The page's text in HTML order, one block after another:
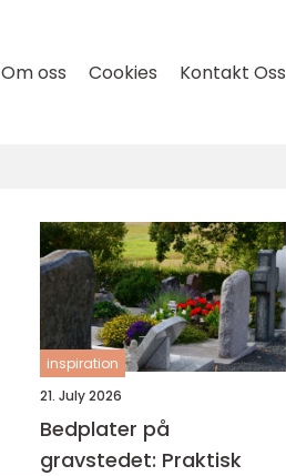
Om oss Cookies Kontakt Oss
inspiration
21. July 2026
Bedplater på
gravstedet: Praktisk